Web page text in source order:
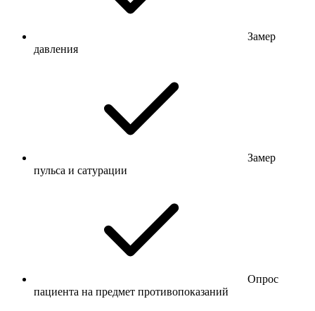
Замер
давления
Замер
пульса и сатурации
Опрос
пациента на предмет противопоказаний